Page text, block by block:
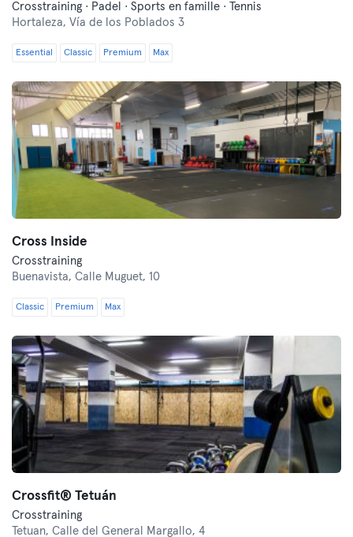
Crosstraining · Padel · Sports en famille · Tennis
Hortaleza, Vía de los Poblados 3
Essential Classic Premium Max
Cross Inside
Crosstraining
Buenavista, Calle Muguet, 10
Classic Premium Max
Crossfit® Tetuán
Crosstraining
Tetuan, Calle del General Margallo, 4